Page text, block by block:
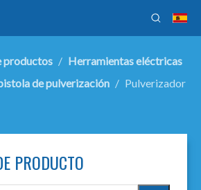
productos / Herramientas eléctricas
de pulverización / Pulverizador
PRODUCTO